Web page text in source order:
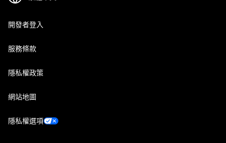
開發者登入
服務條款
隱私權政策
網站地圖
隱私權選項